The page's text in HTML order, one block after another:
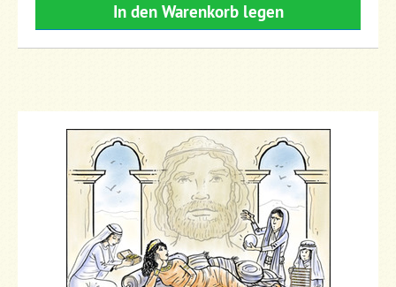
In den Warenkorb legen